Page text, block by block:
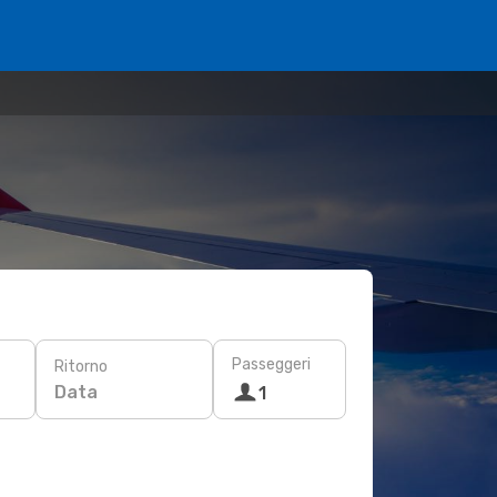
Ritorno
Data
Passeggeri
1